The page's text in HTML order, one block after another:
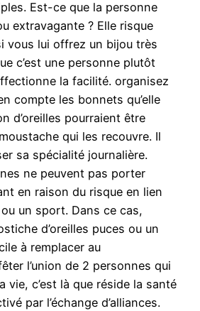
Est-ce que la personne
extravagante ? Elle risque
vous lui offrez un bijou très
c’est une personne plutôt
la facilité. organisez
compte les bonnets qu’elle
d’oreilles pourraient être
qui les recouvre. Il
sa spécialité journalière.
ne peuvent pas porter
en raison du risque en lien
un sport. Dans ce cas,
d’oreilles puces ou un
à remplacer au
l’union de 2 personnes qui
vie, c’est là que réside la santé
par l’échange d’alliances.